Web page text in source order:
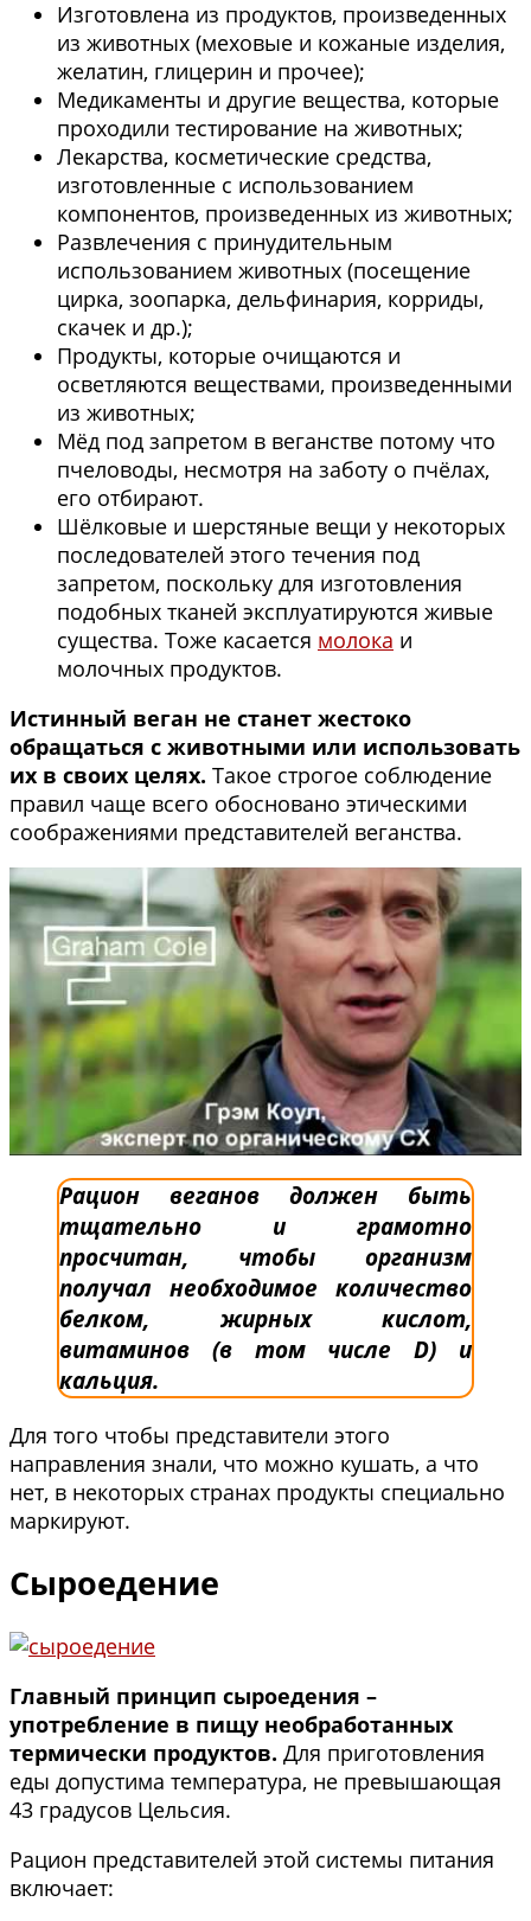
Изготовлена из продуктов, произведенных
из животных (меховые и кожаные изделия,
желатин, глицерин и прочее);
Медикаменты и другие вещества, которые
проходили тестирование на животных;
Лекарства, косметические средства,
изготовленные с использованием
компонентов, произведенных из животных;
Развлечения с принудительным
использованием животных (посещение
цирка, зоопарка, дельфинария, корриды,
скачек и др.);
Продукты, которые очищаются и
осветляются веществами, произведенными
из животных;
Мёд под запретом в веганстве потому что
пчеловоды, несмотря на заботу о пчёлах,
его отбирают.
Шёлковые и шерстяные вещи у некоторых
последователей этого течения под
запретом, поскольку для изготовления
подобных тканей эксплуатируются живые
существа. Тоже касается молока и
молочных продуктов.
Истинный веган не станет жестоко
обращаться с животными или использовать
их в своих целях. Такое строгое соблюдение
правил чаще всего обосновано этическими
соображениями представителей веганства.
Рацион веганов должен быть
тщательно и грамотно
просчитан, чтобы организм
получал необходимое количество
белком, жирных кислот,
витаминов (в том числе D) и
кальция.
Для того чтобы представители этого
направления знали, что можно кушать, а что
нет, в некоторых странах продукты специально
маркируют.
Сыроедение
Главный принцип сыроедения –
употребление в пищу необработанных
термически продуктов. Для приготовления
еды допустима температура, не превышающая
43 градусов Цельсия.
Рацион представителей этой системы питания
включает: